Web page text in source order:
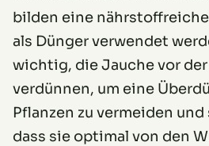
bilden eine
als Dünger verwendet
wichtig, die Jauche vor
verdünnen, um eine
Pflanzen zu vermeiden
dass sie optimal von den